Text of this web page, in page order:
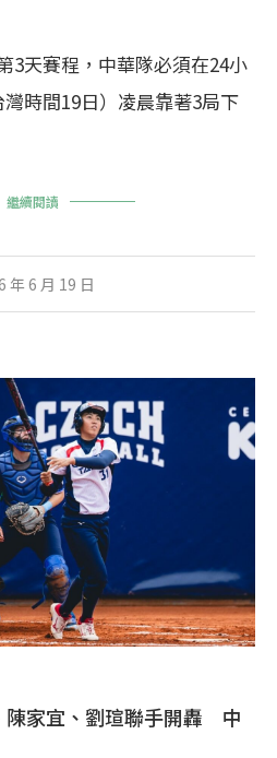
3天賽程，中華隊必須在24小
時間19日）凌晨靠著3局下
繼續閱讀
年 6 月 19 日
陳家宜、劉瑄聯手開轟 中